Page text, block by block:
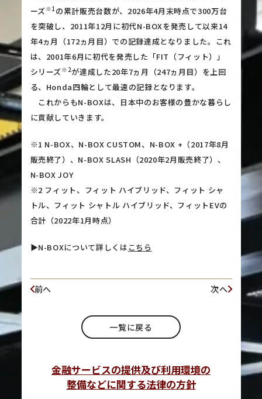
ーズ※1 の累計販売台数が、2026年4月末時点で300万台
を突破し、2011年12月に初代N-BOXを発売して以来14
年4ヵ月（172ヵ月目）での記録達成となりました。これ
は、2001年6月に初代を発売した「FIT（フィット）」
シリーズ※2が達成した20年7ヵ月（247ヵ月目）を上回
る、Honda四輪として最速の記録となります。
これからもN-BOXは、日本中のお客様の豊かな暮らし
に貢献していきます。
※1 N-BOX、N-BOX CUSTOM、N-BOX +（2017年8月
販売終了）、N-BOX SLASH（2020年2月販売終了）、
N-BOX JOY
※2 フィット、フィット ハイブリッド、フィット シャ
トル、フィット シャトル ハイブリッド、フィットEVの
合計（2022年1月時点）
▶︎N-BOXについて詳しくは こちら
前へ 次へ
一覧に戻る
金融サービスの提供及び利用環境の
整備などに関する法律の方針